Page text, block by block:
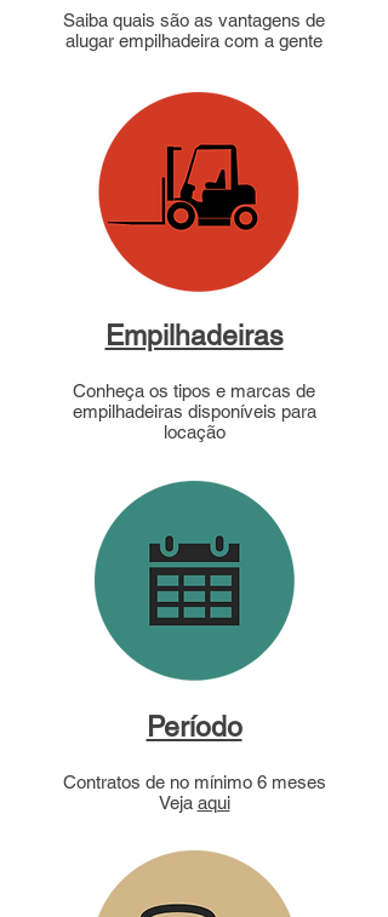
Saiba quais são as vantagens de
alugar empilhadeira com a gente
Empilhadeiras
Conheça os tipos e marcas de
empilhadeiras disponíveis para
locação
Período
Contratos de no mínimo 6 meses
Veja aqui